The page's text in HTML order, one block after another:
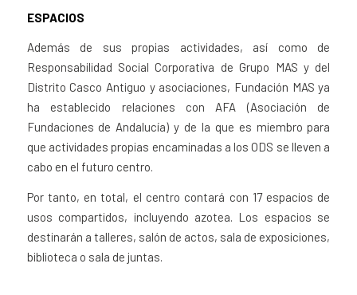
ESPACIOS
Además de sus propias actividades, así como de
Responsabilidad Social Corporativa de Grupo MAS y del
Distrito Casco Antiguo y asociaciones, Fundación MAS ya
ha establecido relaciones con AFA (Asociación de
Fundaciones de Andalucía) y de la que es miembro para
que actividades propias encaminadas a los ODS se lleven a
cabo en el futuro centro.
Por tanto, en total, el centro contará con 17 espacios de
usos compartidos, incluyendo azotea. Los espacios se
destinarán a talleres, salón de actos, sala de exposiciones,
biblioteca o sala de juntas.